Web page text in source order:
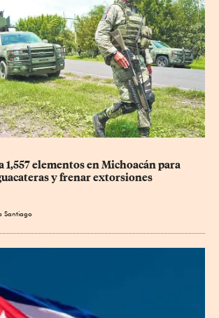
1,557 elementos en Michoacán para
y frenar extorsiones
Santiago